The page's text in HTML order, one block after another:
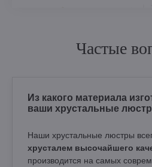
Частые
Из какого материала
ваши хрустальные
Наши хрустальные люстры
хрусталем высочайшего
производится на самых